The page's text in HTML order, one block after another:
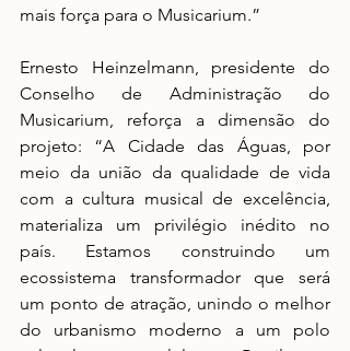
mais força para o Musicarium.”
Ernesto Heinzelmann, presidente do
Conselho de Administração do
Musicarium, reforça a dimensão do
projeto: “A Cidade das Águas, por
meio da união da qualidade de vida
com a cultura musical de excelência,
materializa um privilégio inédito no
país. Estamos construindo um
ecossistema transformador que será
um ponto de atração, unindo o melhor
do urbanismo moderno a um polo